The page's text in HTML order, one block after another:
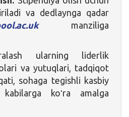
va dedlaynga qadar
manziliga
ularning liderlik
va yutuqlari, tadqiqot
sohaga tegishli kasbiy
koʻra amalga